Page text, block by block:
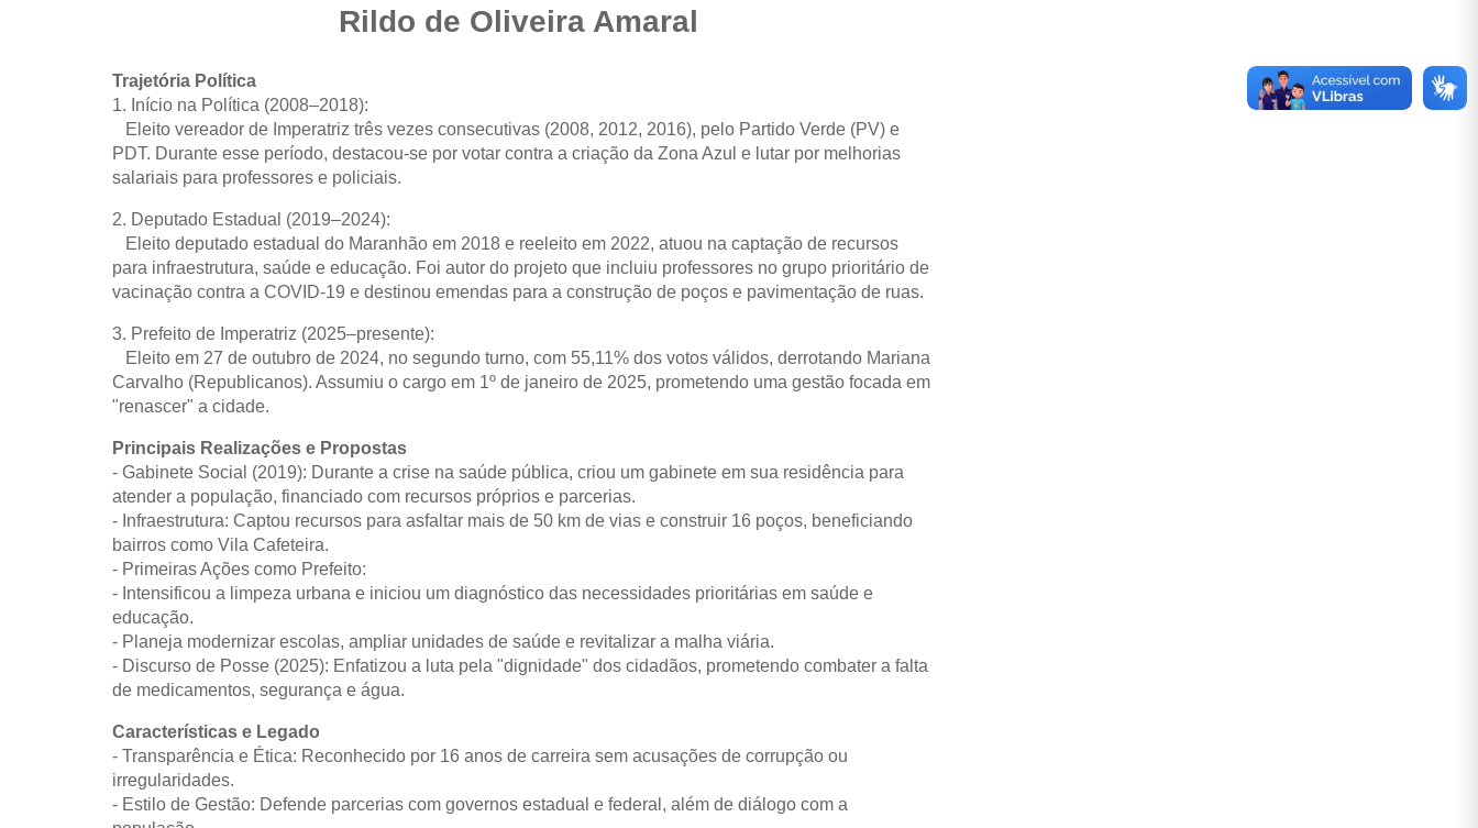
Rildo de Oliveira Amaral
Trajetória Política
1. Início na Política (2008–2018):
Eleito vereador de Imperatriz três vezes consecutivas (2008, 2012, 2016), pelo Partido Verde (PV) e
PDT. Durante esse período, destacou-se por votar contra a criação da Zona Azul e lutar por melhorias
salariais para professores e policiais.
2. Deputado Estadual (2019–2024):
Eleito deputado estadual do Maranhão em 2018 e reeleito em 2022, atuou na captação de recursos
para infraestrutura, saúde e educação. Foi autor do projeto que incluiu professores no grupo prioritário de
vacinação contra a COVID-19 e destinou emendas para a construção de poços e pavimentação de ruas.
3. Prefeito de Imperatriz (2025–presente):
Eleito em 27 de outubro de 2024, no segundo turno, com 55,11% dos votos válidos, derrotando Mariana
Carvalho (Republicanos). Assumiu o cargo em 1º de janeiro de 2025, prometendo uma gestão focada em
"renascer" a cidade.
Principais Realizações e Propostas
- Gabinete Social (2019): Durante a crise na saúde pública, criou um gabinete em sua residência para
atender a população, financiado com recursos próprios e parcerias.
- Infraestrutura: Captou recursos para asfaltar mais de 50 km de vias e construir 16 poços, beneficiando
bairros como Vila Cafeteira.
- Primeiras Ações como Prefeito:
- Intensificou a limpeza urbana e iniciou um diagnóstico das necessidades prioritárias em saúde e
educação.
- Planeja modernizar escolas, ampliar unidades de saúde e revitalizar a malha viária.
- Discurso de Posse (2025): Enfatizou a luta pela "dignidade" dos cidadãos, prometendo combater a falta
de medicamentos, segurança e água.
Características e Legado
- Transparência e Ética: Reconhecido por 16 anos de carreira sem acusações de corrupção ou
irregularidades.
- Estilo de Gestão: Defende parcerias com governos estadual e federal, além de diálogo com a